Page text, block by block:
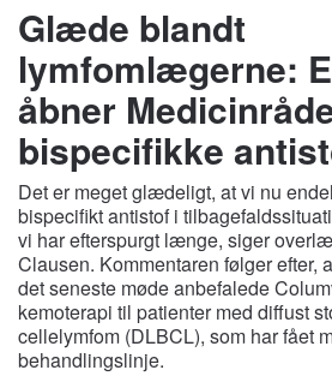
Glæde blandt
lymfomlægerne:
åbner
bispecifikke
Det er meget glædeligt, at vi nu
bispecifikt antistof i
vi har efterspurgt længe, siger
Clausen. Kommentaren følger efter,
det seneste møde anbefalede
kemoterapi til patienter med diffust
cellelymfom (DLBCL), som har fået
behandlingslinje.